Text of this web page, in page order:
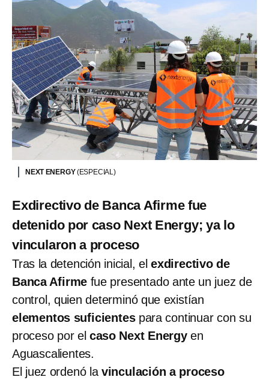
NEXT ENERGY(ESPECIAL)
Exdirectivo de Banca Afirme fue
detenido por caso Next Energy; ya lo
vincularon a proceso
Tras la detención inicial, el exdirectivo de
Banca Afirme fue presentado ante un juez de
control, quien determinó que existían
elementos suficientespara continuar con su
proceso por el caso Next Energyen
Aguascalientes.
El juez ordenó la vinculación a proceso